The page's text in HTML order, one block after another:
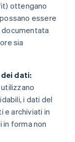
ottengano
essere
documentata
sia
dati:
i dati del
e archiviati in
in forma non